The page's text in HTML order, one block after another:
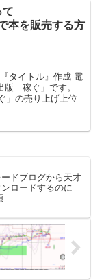
本を販売する方
タイトル』作成 電
版 稼ぐ」です。
」の売り上げ上位
ドブログから天才
ロードするのに